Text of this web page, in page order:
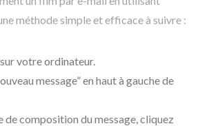
méthode simple et efficace à suivre :
votre ordinateur.
message” en haut à gauche de
de composition du message, cliquez